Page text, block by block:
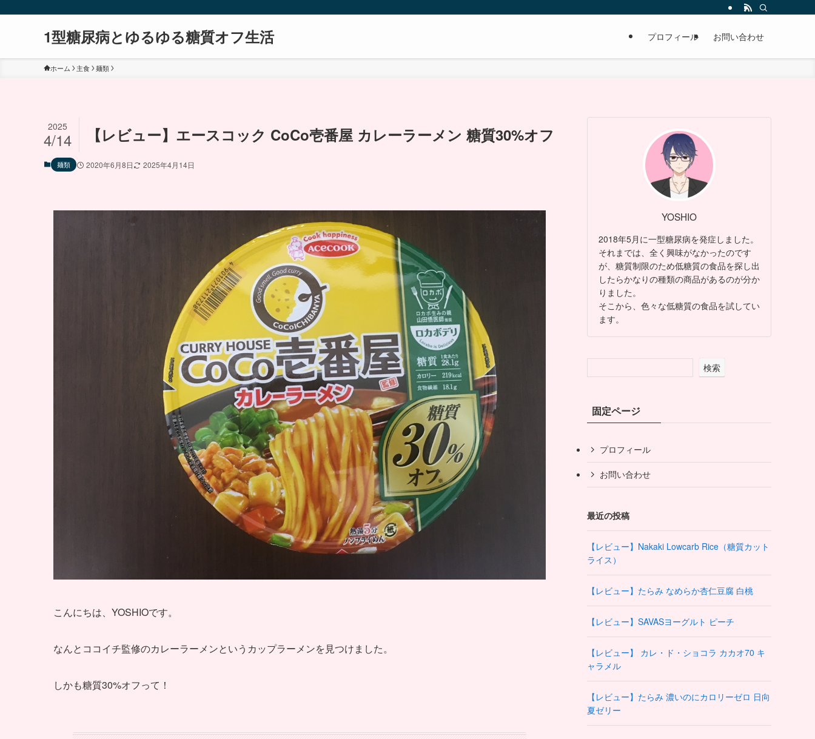
1型糖尿病とゆるゆる糖質オフ生活 プロフィール お問い合わせ
ホーム 主食 麺類
【レビュー】エースコック CoCo壱番屋 カレーラーメン 糖質30%オフ
2025
4/14
麺類 2020年6月8日 2025年4月14日
こんにちは、YOSHIOです。
なんとココイチ監修のカレーラーメンというカップラーメンを見つけました。
しかも糖質30%オフって！
YOSHIO
2018年5月に一型糖尿病を発症しました。
それまでは、全く興味がなかったのです
が、糖質制限のため低糖質の食品を探し出
したらかなりの種類の商品があるのが分か
りました。
そこから、色々な低糖質の食品を試してい
ます。
検索
固定ページ
プロフィール
お問い合わせ
最近の投稿
【レビュー】Nakaki Lowcarb Rice（糖質カット
ライス）
【レビュー】たらみ なめらか杏仁豆腐 白桃
【レビュー】SAVASヨーグルト ピーチ
【レビュー】 カレ・ド・ショコラ カカオ70 キ
ャラメル
【レビュー】たらみ 濃いのにカロリーゼロ 日向
夏ゼリー